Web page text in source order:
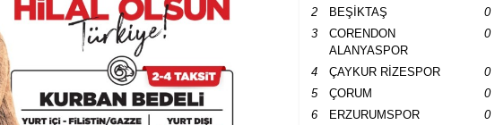
2 BEŞİKTAŞ 0
3
CORENDON
ALANYASPOR
0
4 ÇAYKUR RİZESPOR 0
5
ÇORUM 0
6
ERZURUMSPOR 0